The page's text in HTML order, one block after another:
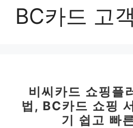
BC카드 고
비씨카드 쇼핑플
법, BC카드 쇼핑
기 쉽고 빠